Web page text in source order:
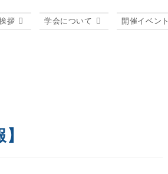
拶 学会について 開催イベント